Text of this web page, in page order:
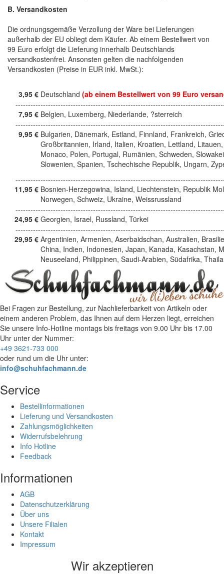
B. Versandkosten
Die ordnungsgemäße Verzollung der Ware bei Lieferungen
außerhalb der EU obliegt dem Käufer. Ab einem Bestellwert von
99 Euro erfolgt die Lieferung innerhalb Deutschlands
versandkostenfrei. Ansonsten gelten die nachfolgenden
Versandkosten (Preise in EUR inkl. MwSt.):
3,95 € Deutschland (ab einem Bestellwert von 99 Euro
7,95 € Belgien, Luxemberg, Niederlande, ?sterreich
9,95 € Bulgarien, Dänemark, Estland, Finnland, Frankreich,
Großbritannien, Irland, Italien, Kroatien, Lettland, Litauen,
Monaco, Polen, Portugal, Rumänien, Schweden,
Slowenien, Spanien, Tschechische Republik, Ungarn,
11,95 € Bosnien-Herzegowina, Island, Liechtenstein, Republik
Norwegen, Schweiz, Ukraine, Weissrussland
24,95 € Georgien, Israel, Russland, Türkei
29,95 € Argentinien, Armenien, Aserbaidschan, Australien,
China, Indien, Indonesien, Japan, Kanada, Kasachstan,
Neuseeland, Philippinen, Saudi-Arabien, Südafrika,
Bei Fragen zur Bestellung, zur Nachlieferbarkeit von Artikeln oder
einem anderen Problem, das Ihnen auf dem Herzen liegt, erreichen
Sie unsere Info-Hotline montags bis freitags von 9.00 Uhr bis 17.00
Uhr unter der Nummer:
+49 3621-733 000
oder rund um die Uhr unter:
info@schuhfachmann.de
Service
Bestellinformationen
Lieferung und Versandkosten
Zahlungsmöglichkeiten
Widerrufsbelehrung
Info Hotline
Feedback
Informationen
AGB
Datenschutzerklärung
Über uns
Unsere Filialen
Kontakt
Impressum
Wir akzeptieren